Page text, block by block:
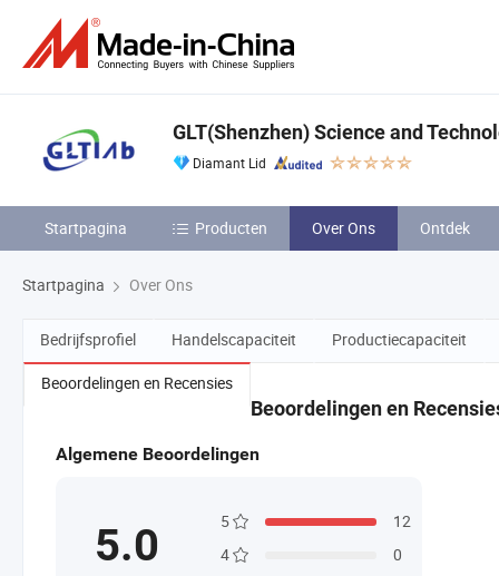
GLT(Shenzhen) Science and
Diamant Lid
Startpagina Producten Over Ons Ontdek
Startpagina Over Ons
Bedrijfsprofiel Handelscapaciteit Productiecapaciteit
Beoordelingen en Recensies
Beoordelingen en
Algemene Beoordelingen
5.0 5
12
4
0